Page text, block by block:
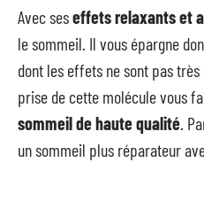
Avec seseffets relaxants et
le sommeil. Il vous épargne
dont les effets ne sont pas
prise de cette molécule vous
sommeil de haute qualité .
un sommeil plus réparateur